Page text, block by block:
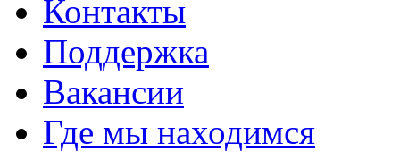
Контакты
Поддержка
Вакансии
Где мы находимся